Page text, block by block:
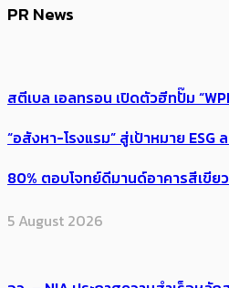
PR News
สตีเบล เอลทรอน เปิดตัวฮีทปั๊ม
“อสังหา-โรงแรม” สู่เป้าหมาย
80% ตอบโจทย์ดีมานด์อาคารสีเขีย
5 August 2026